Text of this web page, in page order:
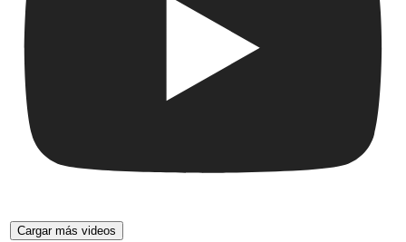
Cargar más videos